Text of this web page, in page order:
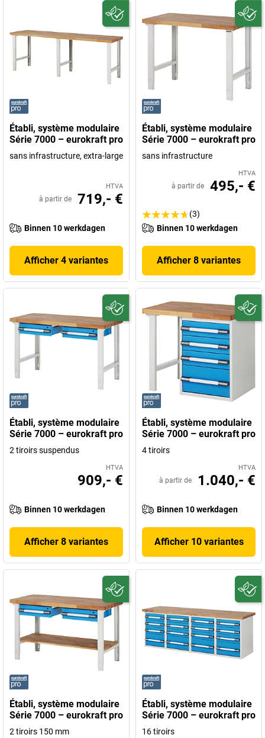
Établi, système modulaire
Série 7000 – eurokraft pro
sans infrastructure, extra-large
HTVA
à partir de 719,- €
Binnen 10 werkdagen
Afficher 4 variantes
Établi, système modulaire
Série 7000 – eurokraft pro
sans infrastructure
HTVA
à partir de 495,- €
(3)
Binnen 10 werkdagen
Afficher 8 variantes
Établi, système modulaire
Série 7000 – eurokraft pro
2 tiroirs suspendus
HTVA
909,- €
Binnen 10 werkdagen
Afficher 8 variantes
Établi, système modulaire
Série 7000 – eurokraft pro
4 tiroirs
HTVA
à partir de 1.040,- €
Binnen 10 werkdagen
Afficher 10 variantes
Établi, système modulaire
Série 7000 – eurokraft pro
2 tiroirs 150 mm
Établi, système modulaire
Série 7000 – eurokraft pro
16 tiroirs